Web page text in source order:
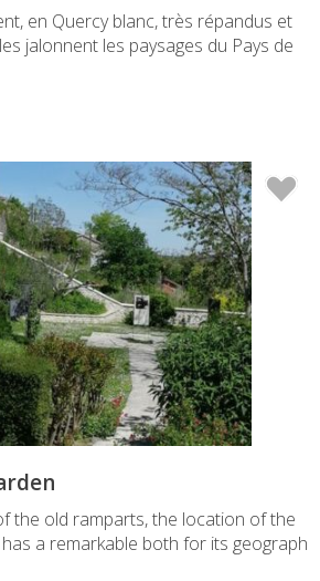
en Quercy blanc, très répandus et
jalonnent les paysages du Pays de
the old ramparts, the location of the
a remarkable both for its geograph